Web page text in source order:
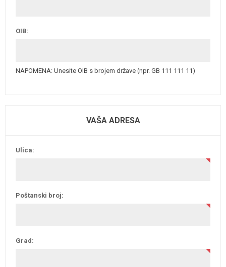
OIB:
NAPOMENA: Unesite OIB s brojem države (npr. GB 111 111 11)
VAŠA ADRESA
Ulica:
Poštanski broj:
Grad: